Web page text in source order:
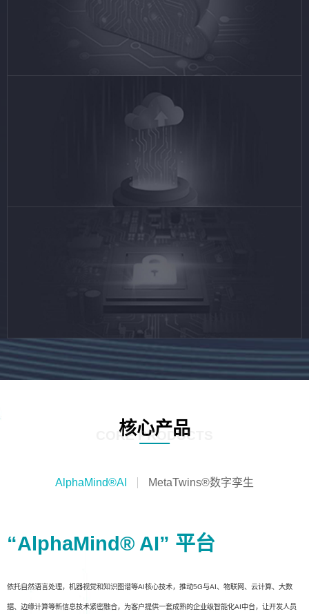
核心产品
CORE PRODUCTS
AlphaMind®AI MetaTwins®数字孪生
“AlphaMind® AI” 平台
依托自然语言处理，机器视觉和知识图谱等AI核心技术，推动5G与AI、物联网、云计算、大数
据、边缘计算等新信息技术紧密融合，为客户提供一套成熟的企业级智能化AI中台，让开发人员